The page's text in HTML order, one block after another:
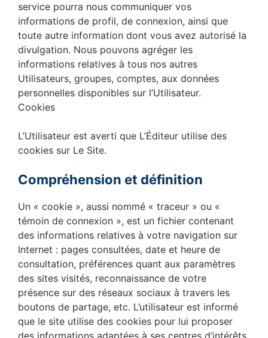
service pourra nous communiquer vos
informations de profil, de connexion, ainsi que
toute autre information dont vous avez autorisé la
divulgation. Nous pouvons agréger les
informations relatives à tous nos autres
Utilisateurs, groupes, comptes, aux données
personnelles disponibles sur l’Utilisateur.
Cookies
L’Utilisateur est averti que L’Éditeur utilise des
cookies sur Le Site.
Compréhension et définition
Un « cookie », aussi nommé « traceur » ou «
témoin de connexion », est un fichier contenant
des informations relatives à votre navigation sur
Internet : pages consultées, date et heure de
consultation, préférences quant aux paramètres
des sites visités, reconnaissance de votre
présence sur des réseaux sociaux à travers les
boutons de partage, etc. L’utilisateur est informé
que le site utilise des cookies pour lui proposer
des informations adaptées à ses centres d’intérêts,